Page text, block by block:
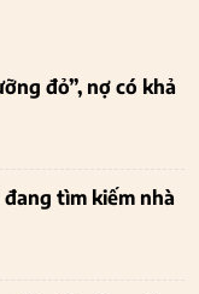
đỏ”, nợ có khả
tìm kiếm nhà